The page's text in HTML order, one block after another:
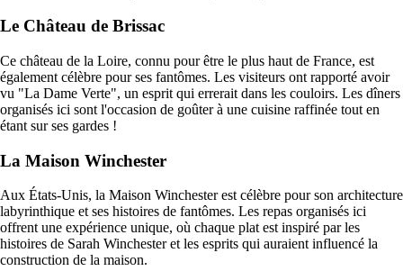
Le Château de Brissac
Ce château de la Loire, connu pour être le plus haut de France, est
également célèbre pour ses fantômes. Les visiteurs ont rapporté avoir
vu "La Dame Verte", un esprit qui errerait dans les couloirs. Les dîners
organisés ici sont l'occasion de goûter à une cuisine raffinée tout en
étant sur ses gardes !
La Maison Winchester
Aux États-Unis, la Maison Winchester est célèbre pour son architecture
labyrinthique et ses histoires de fantômes. Les repas organisés ici
offrent une expérience unique, où chaque plat est inspiré par les
histoires de Sarah Winchester et les esprits qui auraient influencé la
construction de la maison.